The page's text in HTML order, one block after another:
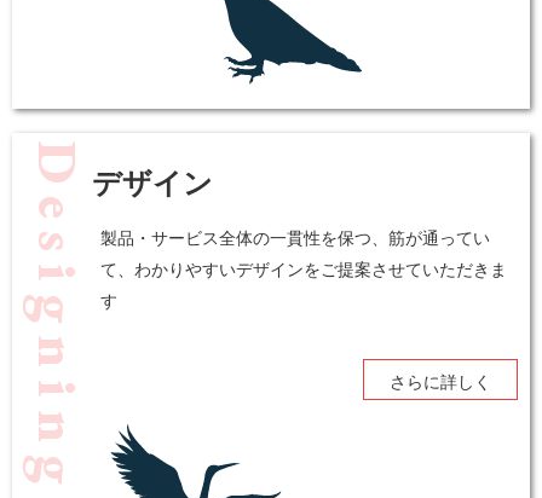
Designing デザイン
製品・サービス全体の一貫性を保つ、筋が通ってい
て、わかりやすいデザインをご提案させていただきま
す
さらに詳しく